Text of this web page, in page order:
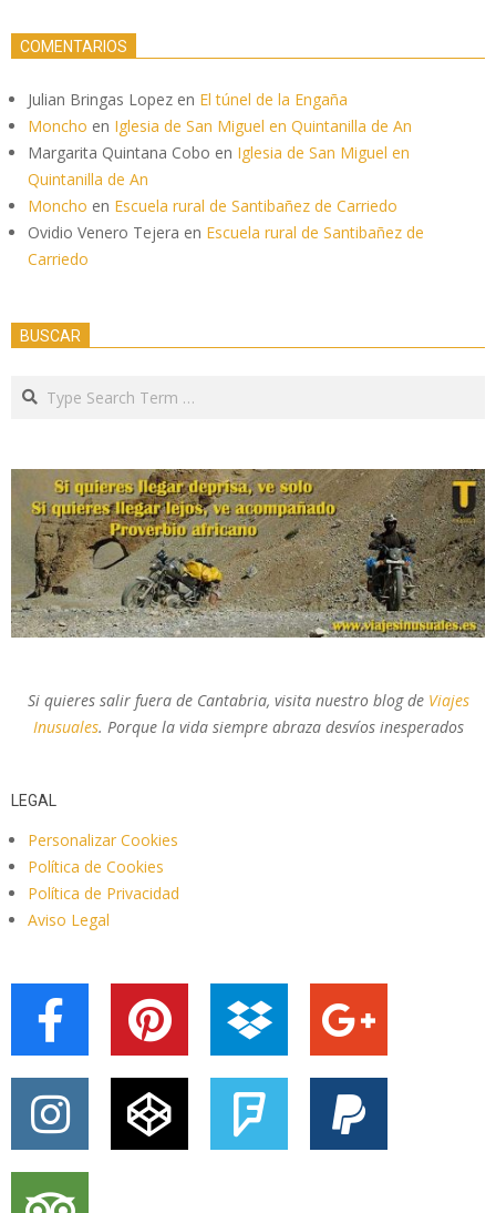
COMENTARIOS
Julian Bringas Lopez en El túnel de la Engaña
Moncho en Iglesia de San Miguel en Quintanilla de An
Margarita Quintana Cobo en Iglesia de San Miguel en
Quintanilla de An
Moncho en Escuela rural de Santibañez de Carriedo
Ovidio Venero Tejera en Escuela rural de Santibañez de
Carriedo
BUSCAR
Search
Si quieres salir fuera de Cantabria, visita nuestro blog de Viajes
Inusuales. Porque la vida siempre abraza desvíos inesperados
LEGAL
Personalizar Cookies
Política de Cookies
Política de Privacidad
Aviso Legal